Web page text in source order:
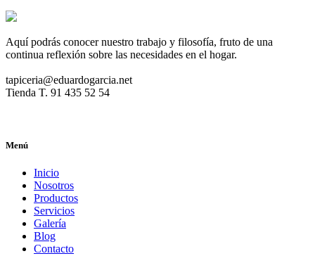
Aquí podrás conocer nuestro trabajo y filosofía, fruto de una
continua reflexión sobre las necesidades en el hogar.
tapiceria@eduardogarcia.net
Tienda T. 91 435 52 54
Menú
Inicio
Nosotros
Productos
Servicios
Galería
Blog
Contacto